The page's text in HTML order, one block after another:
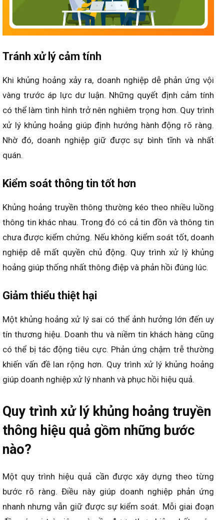
Tránh xử lý cảm tính
Khi khủng hoảng xảy ra, doanh nghiệp dễ phản ứng vội
vàng trước áp lực dư luận. Những quyết định cảm tính
có thể làm tình hình trở nên nghiêm trọng hơn. Quy trình
xử lý khủng hoảng giúp định hướng hành động rõ ràng.
Nhờ đó, doanh nghiệp giữ được sự bình tĩnh và nhất
quán.
Kiểm soát thông tin tốt hơn
Khủng hoảng truyền thông thường kéo theo nhiều luồng
thông tin khác nhau. Trong đó có cả tin đồn và thông tin
chưa được kiểm chứng. Nếu không kiểm soát tốt, doanh
nghiệp dễ mất quyền chủ động. Quy trình xử lý khủng
hoảng giúp thống nhất thông điệp và phản hồi đúng lúc.
Giảm thiểu thiệt hại
Một khủng hoảng xử lý sai có thể ảnh hưởng lớn đến uy
tín thương hiệu. Doanh thu và niềm tin khách hàng cũng
có thể bị tác động tiêu cực. Phản ứng chậm trễ thường
khiến vấn đề lan rộng hơn. Quy trình xử lý khủng hoảng
giúp doanh nghiệp xử lý nhanh và phục hồi hiệu quả.
Quy trình xử lý khủng hoảng truyền
thông hiệu quả gồm những bước
nào?
Một quy trình hiệu quả cần được xây dựng theo từng
bước rõ ràng. Điều này giúp doanh nghiệp phản ứng
nhanh nhưng vẫn giữ được sự kiểm soát. Mỗi giai đoạn